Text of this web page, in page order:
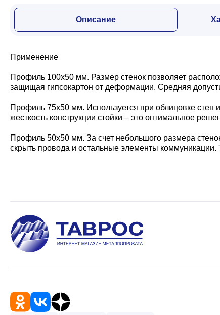
Дача и сад
Описание
Применение
Профиль 100х50 мм. Размер стенок позволяет
защищая гипсокартон от деформации. Средняя
Профиль 75х50 мм. Используется при облицовке
жесткость конструкции стойки – это оптимальное
Профиль 50х50 мм. За счет небольшого размера
скрыть провода и остальные элементы